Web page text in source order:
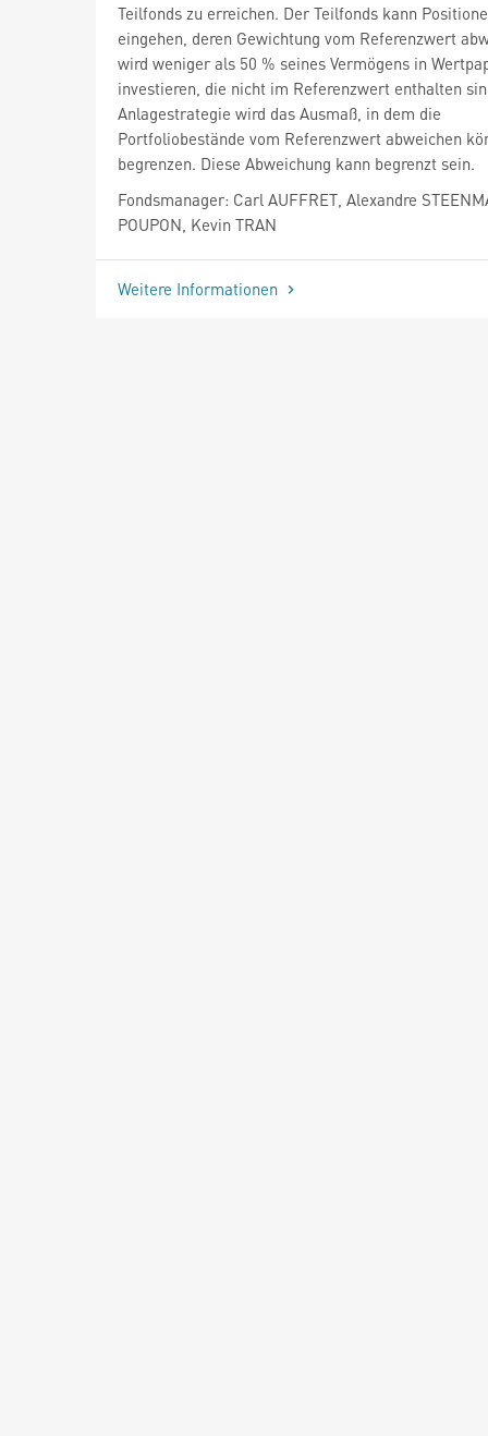
Teilfonds zu erreichen. Der Teilfonds kann
eingehen, deren Gewichtung vom Referenzwert
wird weniger als 50 % seines Vermögens in
investieren, die nicht im Referenzwert enthalten
Anlagestrategie wird das Ausmaß, in dem die
Portfoliobestände vom Referenzwert abweichen
begrenzen. Diese Abweichung kann begrenzt sein.
Fondsmanager: Carl AUFFRET, Alexandre
POUPON, Kevin TRAN
Weitere Informationen